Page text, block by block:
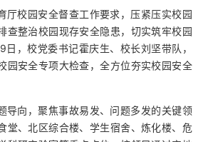
厅校园安全督查工作要求，压紧压实校园
查整治校园现存安全隐患，切实筑牢校园
，校党委书记霍庆生、校长刘坚带队，
园安全专项大检查，全方位夯实校园安全
导向，聚焦事故易发、问题多发的关键领
堂、北区综合楼、学生宿舍、炼化楼、危